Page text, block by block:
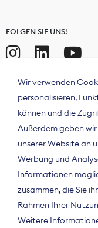
FOLGEN SIE UNS!
Der
Zeitungsverleger
Wir verwenden
personalisieren,
können und die
Außerdem geben
unserer Website an
Werbung und
Informationen
zusammen, die Sie
Rahmen Ihrer
Weitere